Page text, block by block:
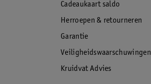
Cadeaukaart saldo
Herroepen & retourneren
Garantie
Veiligheidswaarschuwingen
Kruidvat Advies